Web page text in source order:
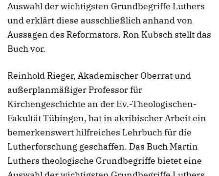
Auswahl der wichtigsten Grundbegriffe Luthers
und erklärt diese ausschließlich anhand von
Aussagen des Reformators. Ron Kubsch stellt das
Buch vor.
Reinhold Rieger, Akademischer Oberrat und
außerplanmäßiger Professor für
Kirchengeschichte an der Ev.-Theologischen-
Fakultät Tübingen, hat in akribischer Arbeit ein
bemerkenswert hilfreiches Lehrbuch für die
Lutherforschung geschaffen. Das Buch Martin
Luthers theologische Grundbegriffe bietet eine